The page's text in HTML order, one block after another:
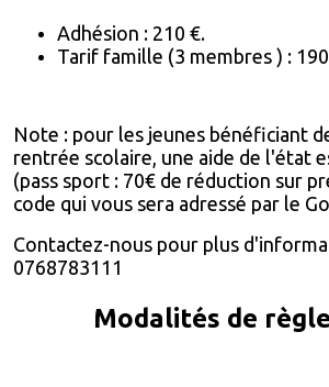
Adhésion : 210 €.
Tarif famille (3 membres ) :
Note : pour les jeunes bénéficiant
rentrée scolaire, une aide de l'état
(pass sport : 70€ de réduction sur
code qui vous sera adressé par le
Contactez-nous pour plus
0768783111
Modalités de